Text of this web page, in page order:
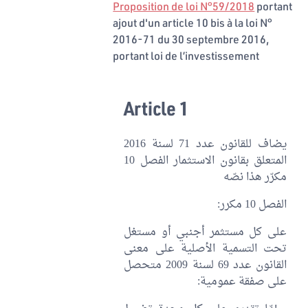
Proposition de loi N°59/2018 portant
ajout d'un article 10 bis à la loi N°
2016-71 du 30 septembre 2016,
portant loi de l’investissement
Article 1
يضاف للقانون عدد 71 لسنة 2016
المتعلق بقانون الاستثمار الفصل 10
مكرّر هذا نصّه
الفصل 10 مكرر:
على كل مستثمر أجنبي أو مستغل
تحت التسمية الأصلية على معنى
القانون عدد 69 لسنة 2009 متحصل
على صفقة عمومية: